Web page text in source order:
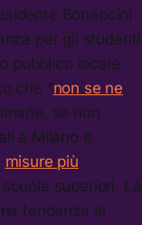
Bonaccini
per gli studenti
pubblico locale.
che “non se ne
se non
a Milano e
misure più
superiori. La
tendenza al